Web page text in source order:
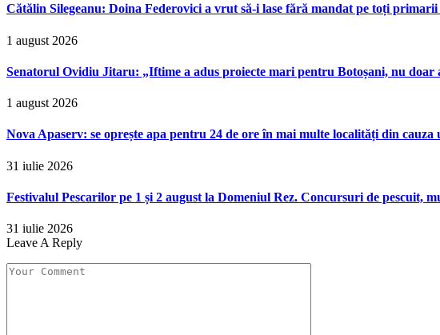
Cătălin Silegeanu: Doina Federovici a vrut să-i lase fără mandat pe toți
1 august 2026
Senatorul Ovidiu Jitaru: „Iftime a adus proiecte mari pentru Botoșani, nu doar
1 august 2026
Nova Apaserv: se oprește apa pentru 24 de ore în mai multe localități din cauza
31 iulie 2026
Festivalul Pescarilor pe 1 și 2 august la Domeniul Rez. Concursuri de pescuit,
31 iulie 2026
Leave A Reply